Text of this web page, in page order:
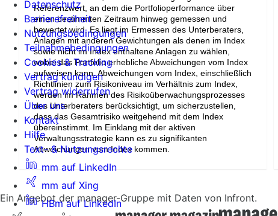
Referenzwert, an dem die Portfolioperformance über
einen bestimmten Zeitraum hinweg gemessen und
bewertet wird. Es liegt im Ermessen des Unterberaters,
Anlagen mit anderen Gewichtungen als denen im Index
sowie nicht im Index enthaltene Anlagen zu wählen,
wobei das Portfolio erhebliche Abweichungen vom Index
aufweisen kann. Abweichungen vom Index, einschließlich
Richtlinien zum Risikoniveau im Verhältnis zum Index,
werden im Rahmen des Risikoüberwachungsprozesses
des Unterberaters berücksichtigt, um sicherzustellen,
dass das Gesamtrisiko weitgehend mit dem Index
übereinstimmt. Im Einklang mit der aktiven
Verwaltungsstrategie kann es zu signifikanten
Abweichungen vom Index kommen.
Ein Angebot der manager-Gruppe mit Daten von Infront.
Datenschutz
Barrierefreiheit
Nutzungsbedingungen
Teilnahmebedingungen
Cookies & Tracking
Vertrag kündigen
Vertrag widerrufen
Über uns
Kontakt
Hilfe
Text- & Nutzungsrechte
mm auf LinkedIn
mm auf Xing
HBm auf LinkedIn